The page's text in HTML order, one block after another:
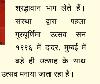
श्रद्धावान भाग लेते हैं।
संस्था द्वारा पहला
गुरुपूर्णिमा उत्सव सन
१९९६ में दादर, मुम्बई में
बडे़ ही उत्साह के साथ
मनाया जाता रहा है।